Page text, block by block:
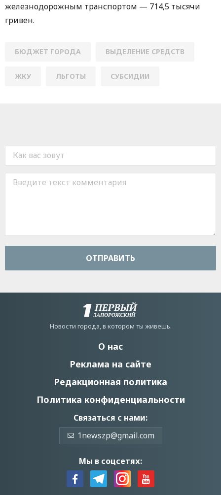
железнодорожным транспортом — 714,5 тысячи
гривен.
БЮДЖЕТ ГОРОДА ВЫДЕЛЕНИЕ СРЕДСТВ
ЖКУ ЛЬГОТЫ СУБСИДИИ
ОТПРАВИТЬ
Новости города, в котором ты живешь.
О нас
Реклама на сайте
Редакционная политика
Политика конфиденциальности
Связаться с нами:
1newszp@gmail.com
Мы в соцсетях: